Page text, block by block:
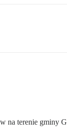
na terenie